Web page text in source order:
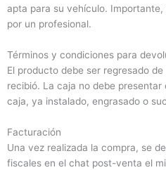
apta para su vehículo.
por un profesional.
Términos y condiciones para
El producto debe ser regresado
recibió. La caja no debe
caja, ya instalado, engrasado o
Facturación
Una vez realizada la compra, se
fiscales en el chat post-venta el